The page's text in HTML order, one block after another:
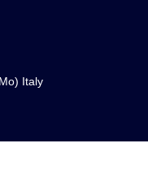
Italy